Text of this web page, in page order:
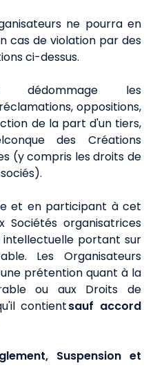
ne pourra en
cas de violation par des
ci-dessus.
dédommage les
oppositions,
de la part d'un tiers,
des Créations
(y compris les droits de
et en participant à cet
Sociétés organisatrices
portant sur
Les Organisateurs
prétention quant à la
ou aux Droits de
contientsauf accord
Suspension et